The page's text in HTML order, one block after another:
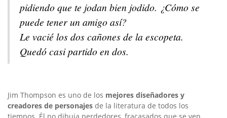
pidiendo que te jodan bien jodido. ¿Cómo se
puede tener un amigo así?
Le vacié los dos cañones de la escopeta.
Quedó casi partido en dos.
Jim Thompson es uno de los mejores diseñadores y
creadores de personajes de la literatura de todos los